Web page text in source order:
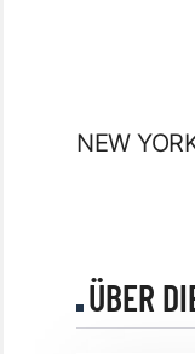
NEW
ÜBER